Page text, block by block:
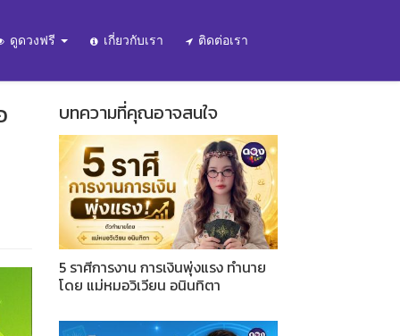
ดูดวงฟรี เกี่ยวกับเรา ติดต่อเรา
บทความที่คุณอาจสนใจ
5 ราศีการงาน การเงินพุ่งแรง ทำนาย
โดย แม่หมอวิเวียน อนินทิตา